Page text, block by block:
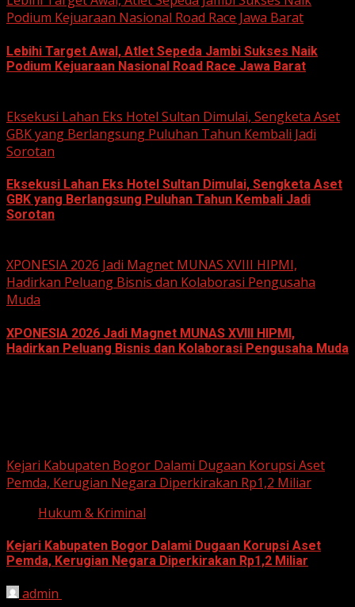
Podium Kejuaraan Nasional Road Race Jawa Barat
Lebihi Target Awal, Atlet Sepeda Jambi Sukses Naik
Podium Kejuaraan Nasional Road Race Jawa Barat
Eksekusi Lahan Eks Hotel Sultan Dimulai, Sengketa Aset
GBK yang Berlangsung Puluhan Tahun Kembali Jadi
Sorotan
Eksekusi Lahan Eks Hotel Sultan Dimulai, Sengketa Aset
GBK yang Berlangsung Puluhan Tahun Kembali Jadi
Sorotan
XPONESIA 2026 Jadi Magnet MUNAS XVIII HIPMI,
Hadirkan Peluang Bisnis dan Kolaborasi Pengusaha
Muda
XPONESIA 2026 Jadi Magnet MUNAS XVIII HIPMI,
Hadirkan Peluang Bisnis dan Kolaborasi Pengusaha Muda
Kejari Kabupaten Bogor Dalami Dugaan Korupsi Aset
Pemda, Kerugian Negara Diperkirakan Rp1,2 Miliar
Hukum & Kriminal
Kejari Kabupaten Bogor Dalami Dugaan Korupsi Aset
Pemda, Kerugian Negara Diperkirakan Rp1,2 Miliar
admin